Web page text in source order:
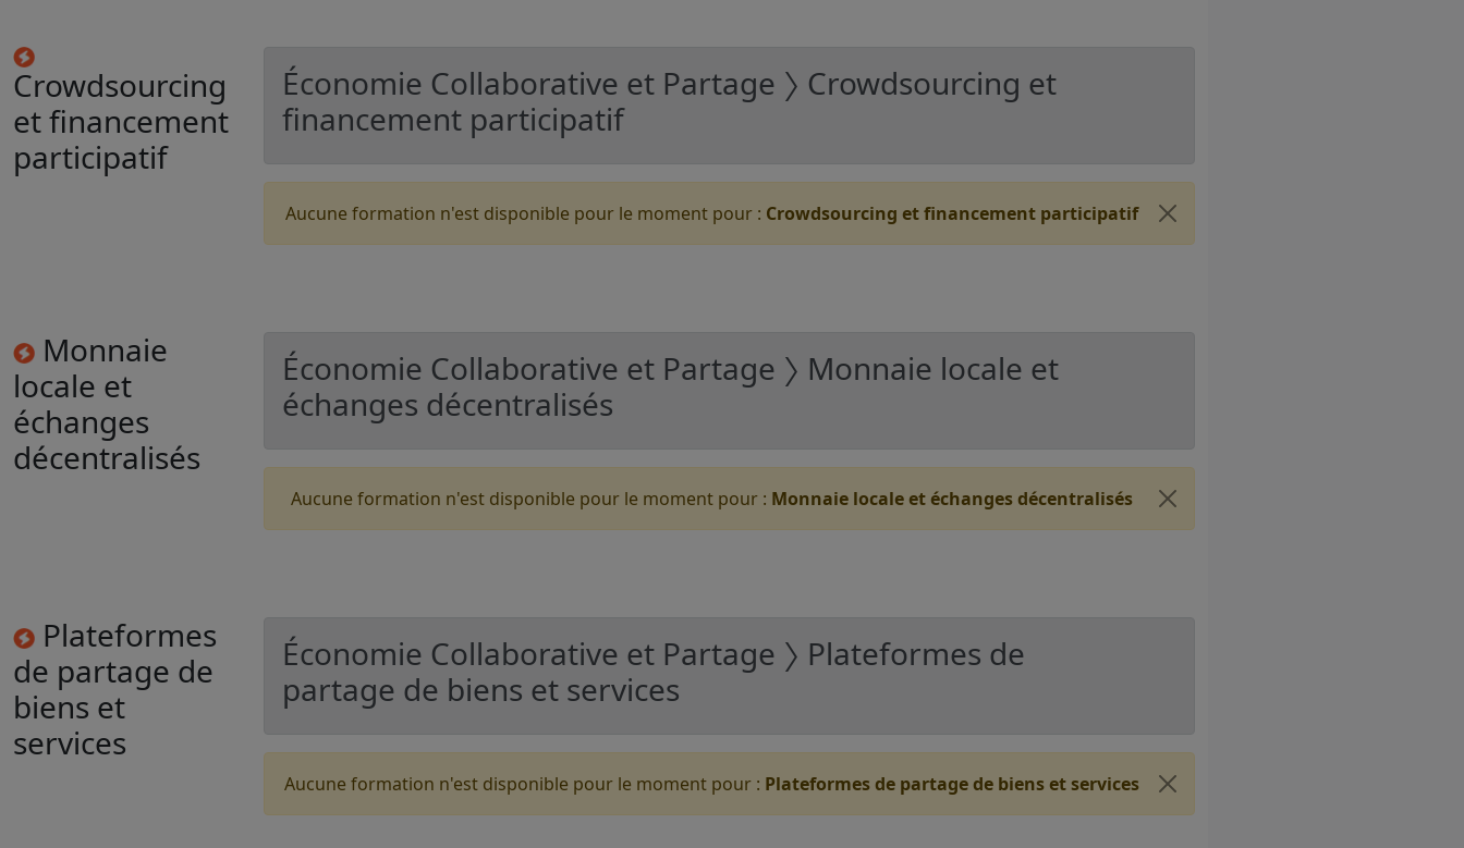
Crowdsourcing
et financement
participatif
Économie Collaborative et Partage 〉 Crowdsourcing et
financement participatif
Aucune formation n'est disponible pour le moment pour : Crowdsourcing et financement participatif
Monnaie
locale et
échanges
décentralisés
Économie Collaborative et Partage 〉 Monnaie locale et
échanges décentralisés
Aucune formation n'est disponible pour le moment pour : Monnaie locale et échanges décentralisés
Plateformes
de partage de
biens et
services
Économie Collaborative et Partage 〉 Plateformes de
partage de biens et services
Aucune formation n'est disponible pour le moment pour : Plateformes de partage de biens et services